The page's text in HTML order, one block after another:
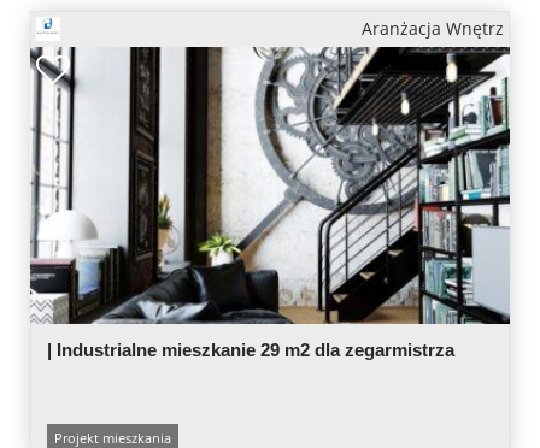
Aranżacja Wnętrz
| Industrialne mieszkanie 29 m2 dla zegarmistrza
Projekt mieszkania